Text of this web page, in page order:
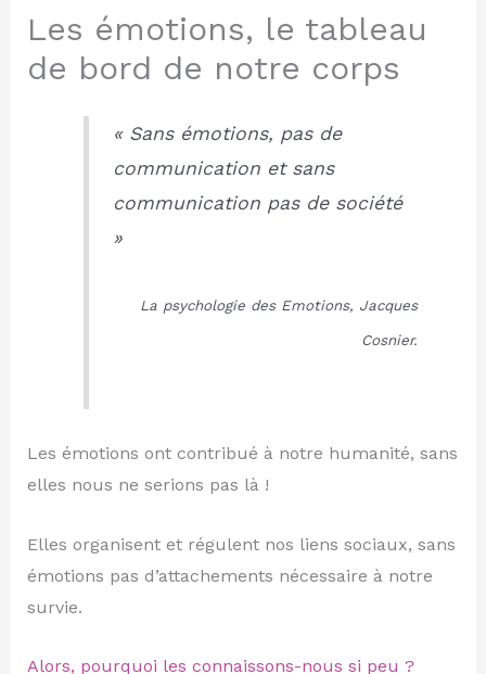
Les émotions, le tableau
de bord de notre corps
« Sans émotions, pas de
communication et sans
communication pas de société
»
La psychologie des Emotions, Jacques
Cosnier.
Les émotions ont contribué à notre humanité, sans
elles nous ne serions pas là !
Elles organisent et régulent nos liens sociaux, sans
émotions pas d’attachements nécessaire à notre
survie.
Alors, pourquoi les connaissons-nous si peu ?